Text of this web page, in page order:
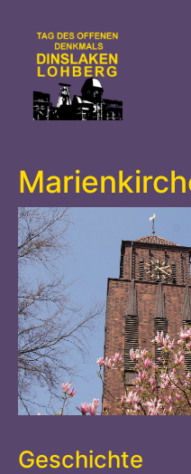
Geschichte